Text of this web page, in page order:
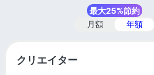
月額 年額
最大25%節約
クリエイター